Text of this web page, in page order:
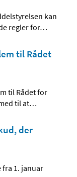
kan
regler for…
til Rådet
til Rådet for
til at…
der
1. januar